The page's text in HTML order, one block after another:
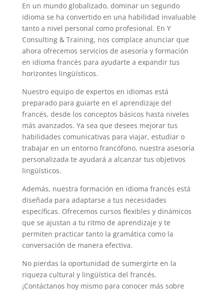
En un mundo globalizado, dominar un segundo
idioma se ha convertido en una habilidad invaluable
tanto a nivel personal como profesional. En Y
Consulting & Training, nos complace anunciar que
ahora ofrecemos servicios de asesoría y formación
en idioma francés para ayudarte a expandir tus
horizontes lingüísticos.
Nuestro equipo de expertos en idiomas está
preparado para guiarte en el aprendizaje del
francés, desde los conceptos básicos hasta niveles
más avanzados. Ya sea que desees mejorar tus
habilidades comunicativas para viajar, estudiar o
trabajar en un entorno francófono, nuestra asesoría
personalizada te ayudará a alcanzar tus objetivos
lingüísticos.
Además, nuestra formación en idioma francés está
diseñada para adaptarse a tus necesidades
específicas. Ofrecemos cursos flexibles y dinámicos
que se ajustan a tu ritmo de aprendizaje y te
permiten practicar tanto la gramática como la
conversación de manera efectiva.
No pierdas la oportunidad de sumergirte en la
riqueza cultural y lingüística del francés.
¡Contáctanos hoy mismo para conocer más sobre